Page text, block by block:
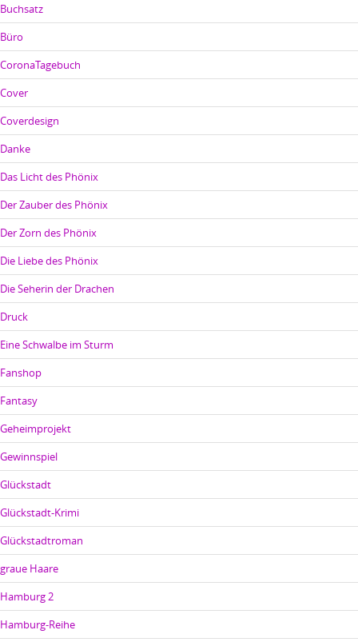
Buchsatz
Büro
CoronaTagebuch
Cover
Coverdesign
Danke
Das Licht des Phönix
Der Zauber des Phönix
Der Zorn des Phönix
Die Liebe des Phönix
Die Seherin der Drachen
Druck
Eine Schwalbe im Sturm
Fanshop
Fantasy
Geheimprojekt
Gewinnspiel
Glückstadt
Glückstadt-Krimi
Glückstadtroman
graue Haare
Hamburg 2
Hamburg-Reihe